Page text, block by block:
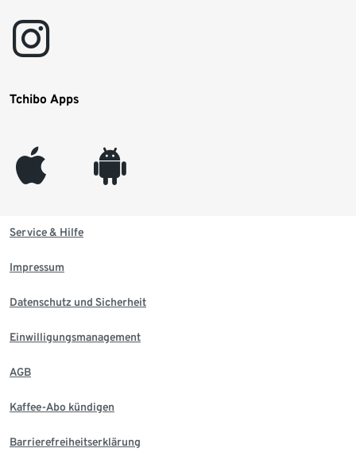
instagram
Tchibo Apps
appleinc android
Service & Hilfe
Impressum
Datenschutz und Sicherheit
Einwilligungsmanagement
AGB
Kaffee-Abo kündigen
Barrierefreiheitserklärung